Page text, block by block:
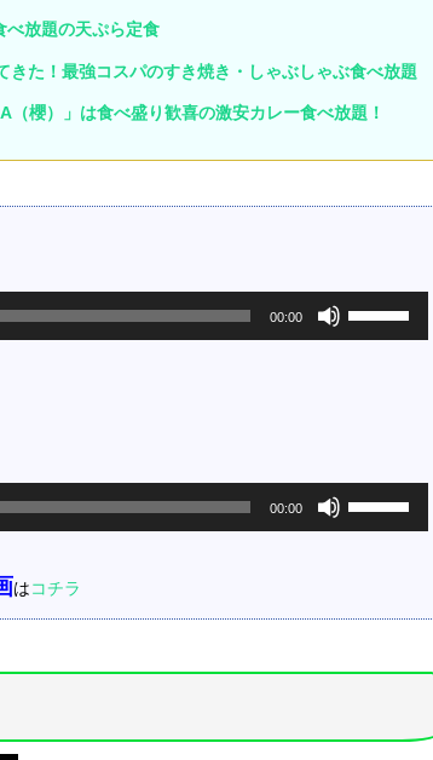
べ放題の天ぷら定食
た！最強コスパのすき焼き・しゃぶしゃぶ食べ放題
櫻）」は食べ盛り歓喜の激安カレー食べ放題！
00:00
リ
キ
て
00:00
リ
調
下
はコチラ